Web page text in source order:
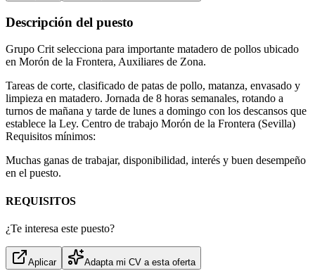
Descripción del puesto
Grupo Crit selecciona para importante matadero de pollos ubicado
en Morón de la Frontera, Auxiliares de Zona.
Tareas de corte, clasificado de patas de pollo, matanza, envasado y
limpieza en matadero. Jornada de 8 horas semanales, rotando a
turnos de mañana y tarde de lunes a domingo con los descansos que
establece la Ley. Centro de trabajo Morón de la Frontera (Sevilla)
Requisitos mínimos:
Muchas ganas de trabajar, disponibilidad, interés y buen desempeño
en el puesto.
REQUISITOS
¿Te interesa este puesto?
Aplicar Adapta mi CV a esta oferta